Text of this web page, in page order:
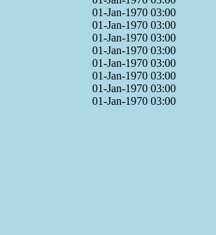
01-Jan-1970 03:00
01-Jan-1970 03:00
01-Jan-1970 03:00
01-Jan-1970 03:00
01-Jan-1970 03:00
01-Jan-1970 03:00
01-Jan-1970 03:00
01-Jan-1970 03:00